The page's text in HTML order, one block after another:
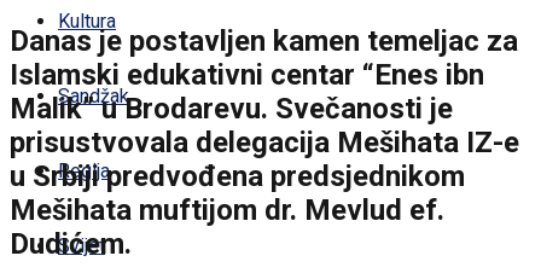
Kultura
Sandžak
Regija
Svijet
Danas je postavljen kamen temeljac za
Islamski edukativni centar “Enes ibn
Malik” u Brodarevu. Svečanosti je
prisustvovala delegacija Mešihata IZ-e
u Srbiji predvođena predsjednikom
Mešihata muftijom dr. Mevlud ef.
Dudićem.